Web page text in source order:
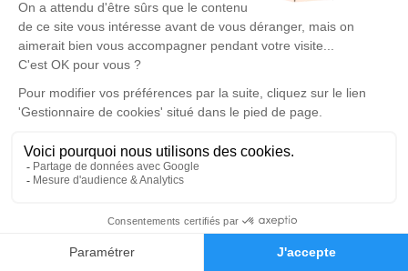
Faire-part Hommages
d’Isabelle JONET.
Cérémonie
mercredi 20 mai 2026 à 09h30
Salle Omniculte de l'Espace Funéraire de l'Ill de
Sausheim
68390 Sausheim